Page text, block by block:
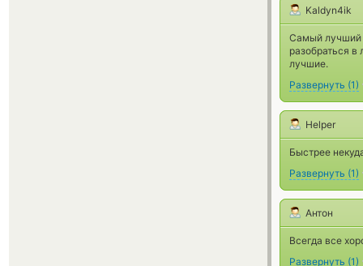
Kaldyn4ik
Самый лучший
разобраться
лучшие.
Развернуть (1)
Helper
Быстрее
Развернуть (1)
Антон
Всегда все
Развернуть (1)